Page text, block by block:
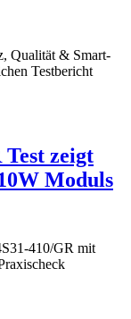
Qualität & Smart-
Testbericht
zeigt
Moduls
410/GR mit